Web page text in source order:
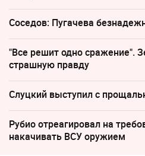
Соседов: Пугачева
"Все решит одно сражение".
страшную правду
Слуцкий выступил с
Рубио отреагировал на
накачивать ВСУ оружием